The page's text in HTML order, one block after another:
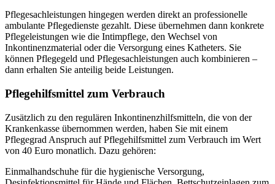
Pflegesachleistungen hingegen werden direkt an professionelle
ambulante Pflegedienste gezahlt. Diese übernehmen dann konkrete
Pflegeleistungen wie die Intimpflege, den Wechsel von
Inkontinenzmaterial oder die Versorgung eines Katheters. Sie
können Pflegegeld und Pflegesachleistungen auch kombinieren –
dann erhalten Sie anteilig beide Leistungen.
Pflegehilfsmittel zum Verbrauch
Zusätzlich zu den regulären Inkontinenzhilfsmitteln, die von der
Krankenkasse übernommen werden, haben Sie mit einem
Pflegegrad Anspruch auf Pflegehilfsmittel zum Verbrauch im Wert
von 40 Euro monatlich. Dazu gehören:
Einmalhandschuhe für die hygienische Versorgung,